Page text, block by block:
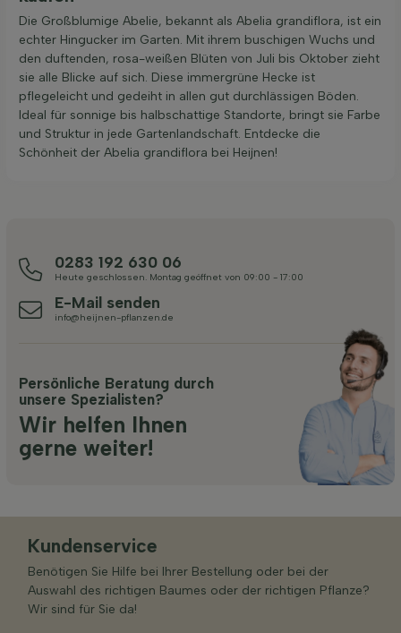
Die Großblumige Abelie, bekannt als Abelia grandiflora, ist ein
echter Hingucker im Garten. Mit ihrem buschigen Wuchs und
den duftenden, rosa-weißen Blüten von Juli bis Oktober zieht
sie alle Blicke auf sich. Diese immergrüne Hecke ist
pflegeleicht und gedeiht in allen gut durchlässigen Böden.
Ideal für sonnige bis halbschattige Standorte, bringt sie Farbe
und Struktur in jede Gartenlandschaft. Entdecke die
Schönheit der Abelia grandiflora bei Heijnen!
0283 192 630 06
Heute geschlossen. Montag geöffnet von 09:00 - 17:00
E-Mail senden
info@heijnen-pflanzen.de
Persönliche Beratung durch
unsere Spezialisten?
Wir helfen Ihnen
gerne weiter!
Kundenservice
Benötigen Sie Hilfe bei Ihrer Bestellung oder bei der
Auswahl des richtigen Baumes oder der richtigen Pflanze?
Wir sind für Sie da!